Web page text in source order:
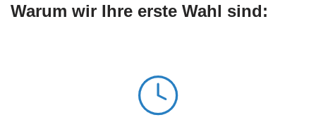
Warum wir Ihre erste Wahl sind: